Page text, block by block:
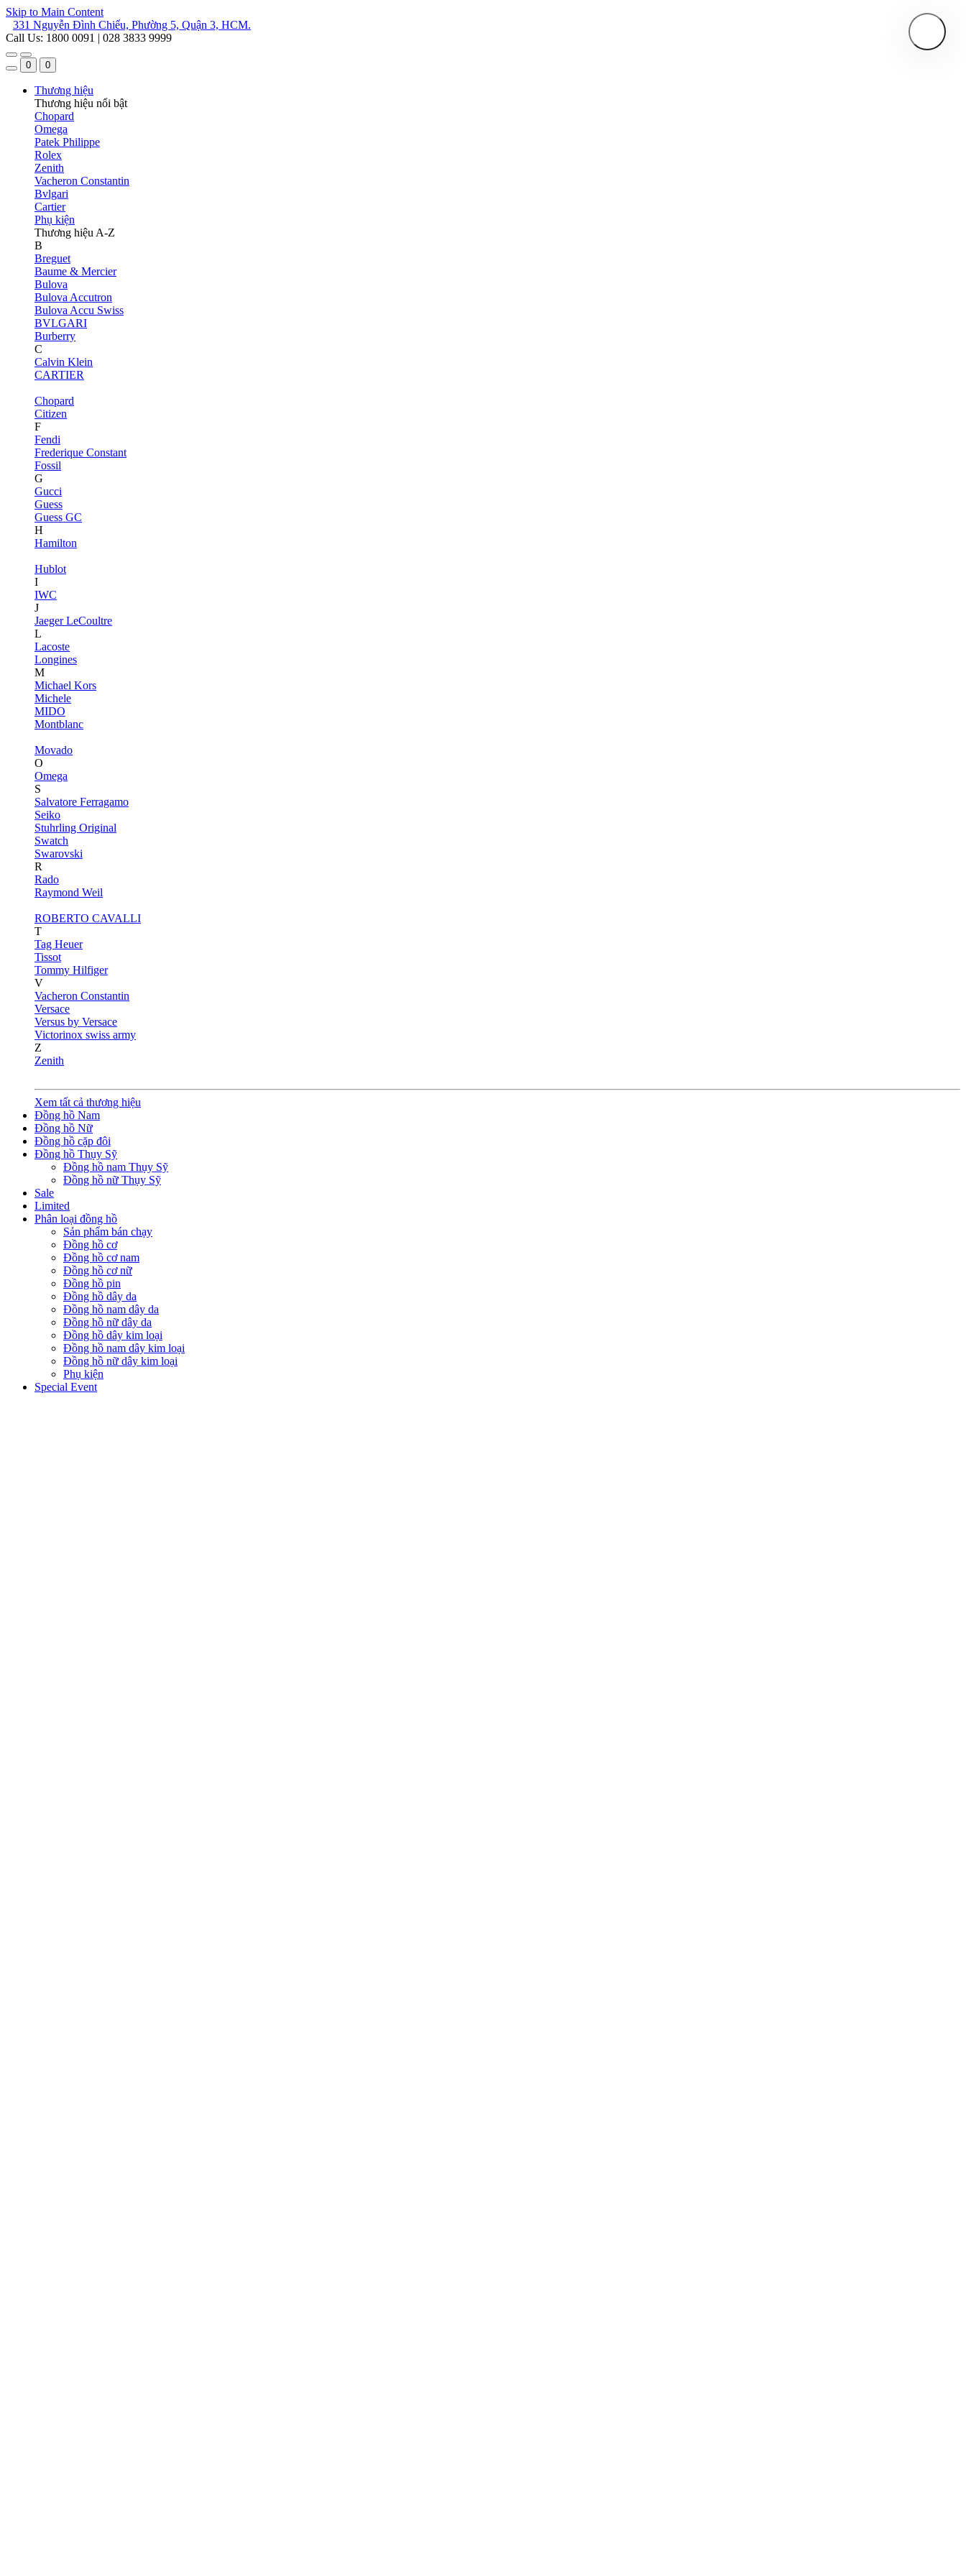
Skip to Main Content
331 Nguyễn Đình Chiểu, Phường 5, Quận 3, HCM.
Call Us: 1800 0091 | 028 3833 9999
0 0
Thương hiệu
Thương hiệu nổi bật
Chopard
Omega
Patek Philippe
Rolex
Zenith
Vacheron Constantin
Bvlgari
Cartier
Phụ kiện
Thương hiệu A-Z
B
Breguet
Baume & Mercier
Bulova
Bulova Accutron
Bulova Accu Swiss
BVLGARI
Burberry
C
Calvin Klein
CARTIER
Chopard
Citizen
F
Fendi
Frederique Constant
Fossil
G
Gucci
Guess
Guess GC
H
Hamilton
Hublot
I
IWC
J
Jaeger LeCoultre
L
Lacoste
Longines
M
Michael Kors
Michele
MIDO
Montblanc
Movado
O
Omega
S
Salvatore Ferragamo
Seiko
Stuhrling Original
Swatch
Swarovski
R
Rado
Raymond Weil
ROBERTO CAVALLI
T
Tag Heuer
Tissot
Tommy Hilfiger
V
Vacheron Constantin
Versace
Versus by Versace
Victorinox swiss army
Z
Zenith
Xem tất cả thương hiệu
Đồng hồ Nam
Đồng hồ Nữ
Đồng hồ cặp đôi
Đồng hồ Thụy Sỹ
Đồng hồ nam Thụy Sỹ
Đồng hồ nữ Thụy Sỹ
Sale
Limited
Phân loại đồng hồ
Sản phẩm bán chạy
Đồng hồ cơ
Đồng hồ cơ nam
Đồng hồ cơ nữ
Đồng hồ pin
Đồng hồ dây da
Đồng hồ nam dây da
Đồng hồ nữ dây da
Đồng hồ dây kim loại
Đồng hồ nam dây kim loại
Đồng hồ nữ dây kim loại
Phụ kiện
Special Event